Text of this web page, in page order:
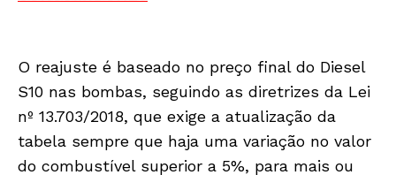
O reajuste é baseado no preço final do Diesel
S10 nas bombas, seguindo as diretrizes da Lei
nº 13.703/2018, que exige a atualização da
tabela sempre que haja uma variação no valor
do combustível superior a 5%, para mais ou